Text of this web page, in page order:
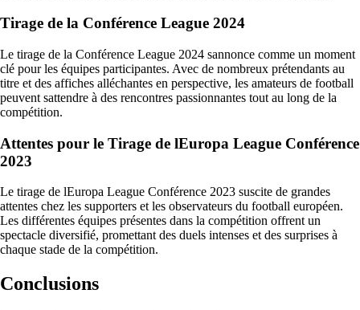
Tirage de la Conférence League 2024
Le tirage de la Conférence League 2024 sannonce comme un moment
clé pour les équipes participantes. Avec de nombreux prétendants au
titre et des affiches alléchantes en perspective, les amateurs de football
peuvent sattendre à des rencontres passionnantes tout au long de la
compétition.
Attentes pour le Tirage de lEuropa League Conférence
2023
Le tirage de lEuropa League Conférence 2023 suscite de grandes
attentes chez les supporters et les observateurs du football européen.
Les différentes équipes présentes dans la compétition offrent un
spectacle diversifié, promettant des duels intenses et des surprises à
chaque stade de la compétition.
Conclusions